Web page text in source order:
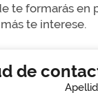
te formarás en
te interese.
de